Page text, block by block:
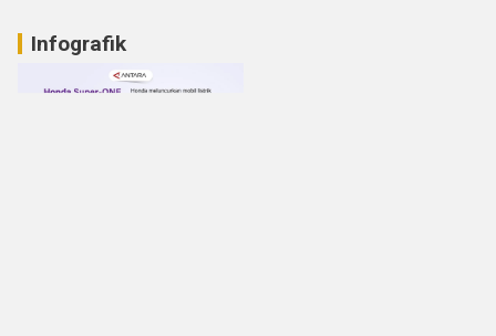
Infografik